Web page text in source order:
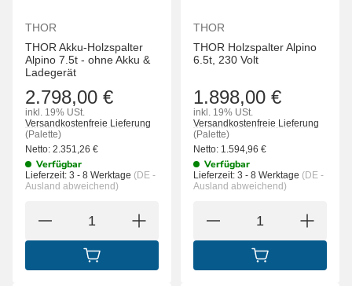
THOR
THOR Akku-Holzspalter
Alpino 7.5t - ohne Akku &
Ladegerät
2.798,00 €
inkl. 19% USt.
Versandkostenfreie Lieferung
(Palette)
Netto: 2.351,26 €
Verfügbar
Lieferzeit: 3 - 8 Werktage (DE -
Ausland abweichend)
IN DEN WARENKORB
THOR
THOR Holzspalter Alpino
6.5t, 230 Volt
1.898,00 €
inkl. 19% USt.
Versandkostenfreie Lieferung
(Palette)
Netto: 1.594,96 €
Verfügbar
Lieferzeit: 3 - 8 Werktage (DE -
Ausland abweichend)
IN DEN